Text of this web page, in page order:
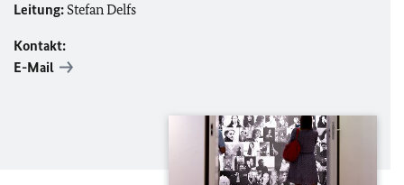
Leitung: Stefan Delfs
Kontakt:
E-Mail